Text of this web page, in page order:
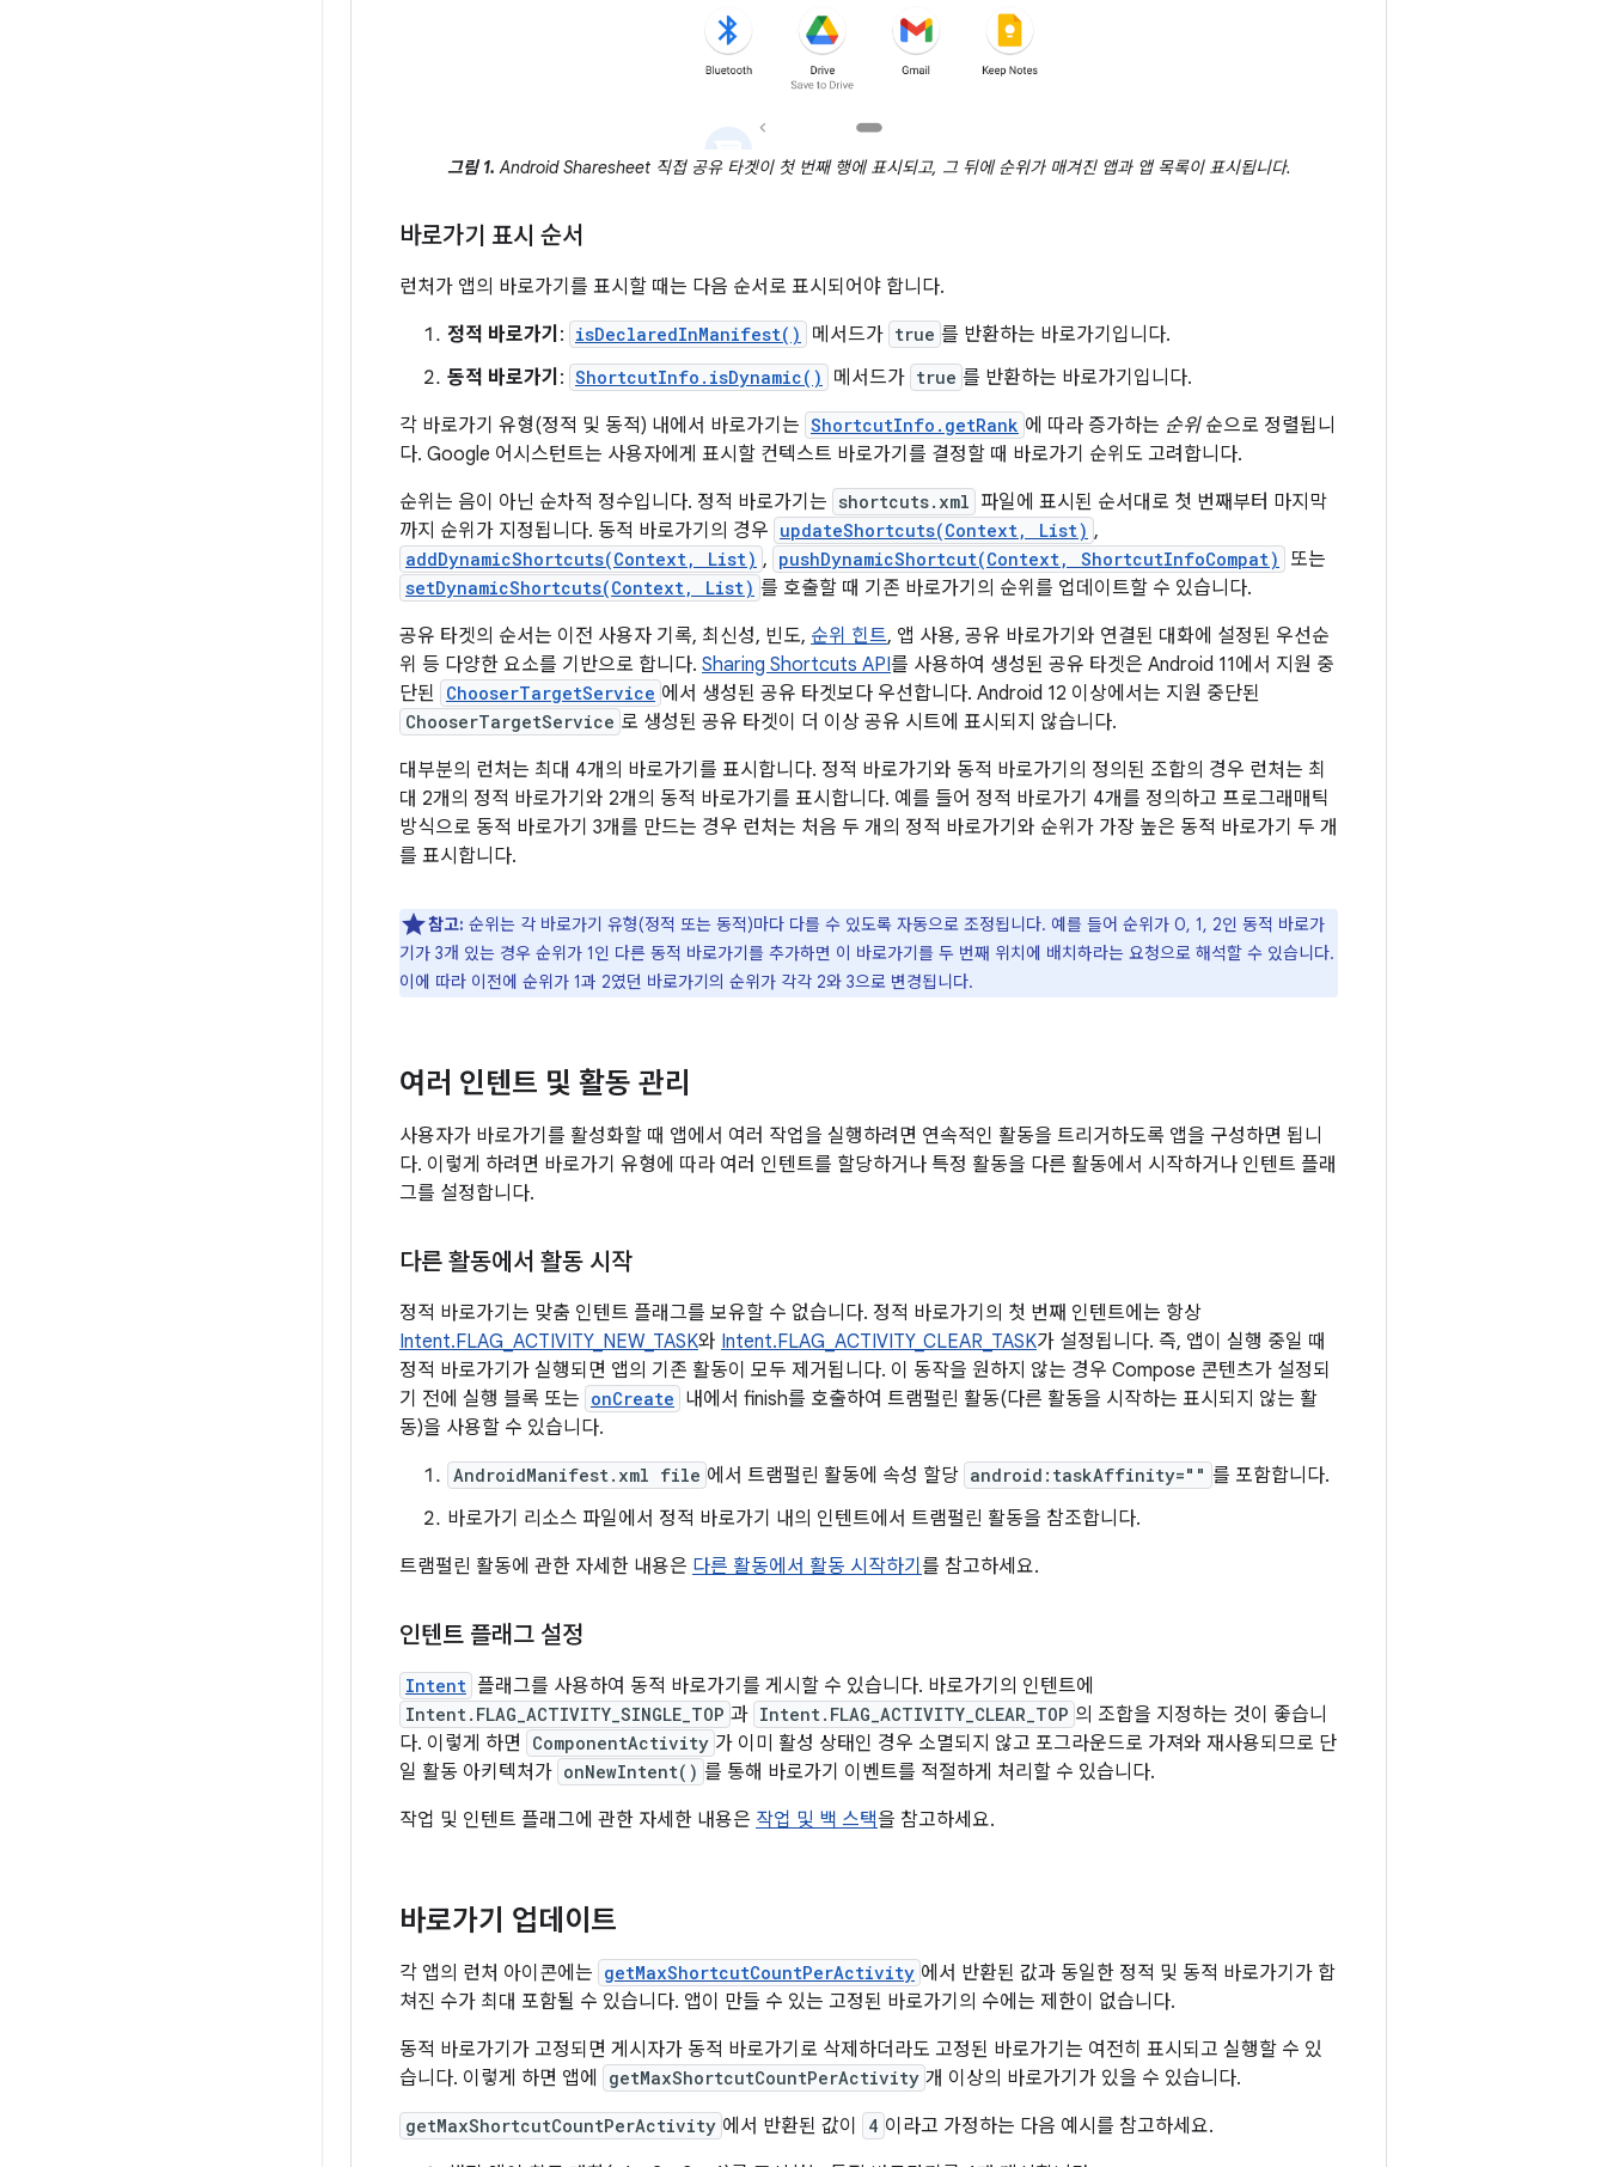
그림 1. Android Sharesheet 직접 공유 타겟이 첫 번째 행에 표시되고, 그 뒤에 순위가 매겨진 앱과 앱 목록이 표시됩니다.
바로가기 표시 순서
런처가 앱의 바로가기를 표시할 때는 다음 순서로 표시되어야 합니다.
정적 바로가기 : isDeclaredInManifest() 메서드가 true 를 반환하는 바로가기입니다.
동적 바로가기 : ShortcutInfo.isDynamic() 메서드가 true 를 반환하는 바로가기입니다.
각 바로가기 유형(정적 및 동적) 내에서 바로가기는 ShortcutInfo.getRank 에 따라 증가하는 순위순으로 정렬됩니
다. Google 어시스턴트는 사용자에게 표시할 컨텍스트 바로가기를 결정할 때 바로가기 순위도 고려합니다.
순위는 음이 아닌 순차적 정수입니다. 정적 바로가기는 shortcuts.xml 파일에 표시된 순서대로 첫 번째부터 마지막
까지 순위가 지정됩니다. 동적 바로가기의 경우 updateShortcuts(Context, List) ,
addDynamicShortcuts(Context, List) , pushDynamicShortcut(Context, ShortcutInfoCompat) 또는
setDynamicShortcuts(Context, List) 를 호출할 때 기존 바로가기의 순위를 업데이트할 수 있습니다.
공유 타겟의 순서는 이전 사용자 기록, 최신성, 빈도, 순위 힌트, 앱 사용, 공유 바로가기와 연결된 대화에 설정된 우선순
위 등 다양한 요소를 기반으로 합니다. Sharing Shortcuts API를 사용하여 생성된 공유 타겟은 Android 11에서 지원 중
단된 ChooserTargetService 에서 생성된 공유 타겟보다 우선합니다. Android 12 이상에서는 지원 중단된
ChooserTargetService 로 생성된 공유 타겟이 더 이상 공유 시트에 표시되지 않습니다.
대부분의 런처는 최대 4개의 바로가기를 표시합니다. 정적 바로가기와 동적 바로가기의 정의된 조합의 경우 런처는 최
대 2개의 정적 바로가기와 2개의 동적 바로가기를 표시합니다. 예를 들어 정적 바로가기 4개를 정의하고 프로그래매틱
방식으로 동적 바로가기 3개를 만드는 경우 런처는 처음 두 개의 정적 바로가기와 순위가 가장 높은 동적 바로가기 두 개
를 표시합니다.
참고: 순위는 각 바로가기 유형(정적 또는 동적)마다 다를 수 있도록 자동으로 조정됩니다. 예를 들어 순위가 0, 1, 2인 동적 바로가
기가 3개 있는 경우 순위가 1인 다른 동적 바로가기를 추가하면 이 바로가기를 두 번째 위치에 배치하라는 요청으로 해석할 수 있습니다.
이에 따라 이전에 순위가 1과 2였던 바로가기의 순위가 각각 2와 3으로 변경됩니다.
여러 인텐트 및 활동 관리
사용자가 바로가기를 활성화할 때 앱에서 여러 작업을 실행하려면 연속적인 활동을 트리거하도록 앱을 구성하면 됩니
다. 이렇게 하려면 바로가기 유형에 따라 여러 인텐트를 할당하거나 특정 활동을 다른 활동에서 시작하거나 인텐트 플래
그를 설정합니다.
다른 활동에서 활동 시작
정적 바로가기는 맞춤 인텐트 플래그를 보유할 수 없습니다. 정적 바로가기의 첫 번째 인텐트에는 항상
Intent.FLAG_ACTIVITY_NEW_TASK와 Intent.FLAG_ACTIVITY_CLEAR_TASK가 설정됩니다. 즉, 앱이 실행 중일 때
정적 바로가기가 실행되면 앱의 기존 활동이 모두 제거됩니다. 이 동작을 원하지 않는 경우 Compose 콘텐츠가 설정되
기 전에 실행 블록 또는 onCreate 내에서 finish를 호출하여 트램펄린 활동(다른 활동을 시작하는 표시되지 않는 활
동)을 사용할 수 있습니다.
AndroidManifest.xml file 에서 트램펄린 활동에 속성 할당 android:taskAffinity="" 를 포함합니다.
바로가기 리소스 파일에서 정적 바로가기 내의 인텐트에서 트램펄린 활동을 참조합니다.
트램펄린 활동에 관한 자세한 내용은 다른 활동에서 활동 시작하기 를 참고하세요.
인텐트 플래그 설정
Intent 플래그를 사용하여 동적 바로가기를 게시할 수 있습니다. 바로가기의 인텐트에
Intent.FLAG_ACTIVITY_SINGLE_TOP 과 Intent.FLAG_ACTIVITY_CLEAR_TOP 의 조합을 지정하는 것이 좋습니
다. 이렇게 하면
ComponentActivity 가 이미 활성 상태인 경우 소멸되지 않고 포그라운드로 가져와 재사용되므로 단
일 활동 아키텍처가 onNewIntent() 를 통해 바로가기 이벤트를 적절하게 처리할 수 있습니다.
작업 및 인텐트 플래그에 관한 자세한 내용은 작업 및 백 스택을 참고하세요.
바로가기 업데이트
각 앱의 런처 아이콘에는 getMaxShortcutCountPerActivity 에서 반환된 값과 동일한 정적 및 동적 바로가기가 합
쳐진 수가 최대 포함될 수 있습니다. 앱이 만들 수 있는 고정된 바로가기의 수에는 제한이 없습니다.
동적 바로가기가 고정되면 게시자가 동적 바로가기로 삭제하더라도 고정된 바로가기는 여전히 표시되고 실행할 수 있
습니다. 이렇게 하면 앱에
getMaxShortcutCountPerActivity 개 이상의 바로가기가 있을 수 있습니다.
getMaxShortcutCountPerActivity 에서 반환된 값이 4 이라고 가정하는 다음 예시를 참고하세요.